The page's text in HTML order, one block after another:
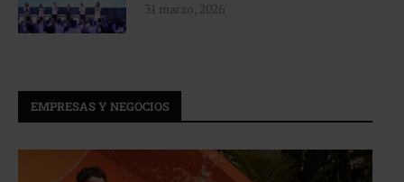
31 marzo, 2026
EMPRESAS Y NEGOCIOS